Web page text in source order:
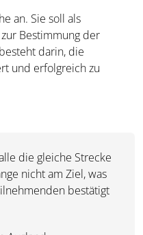
an. Sie soll als
Bestimmung der
darin, die
und erfolgreich zu
die gleiche Strecke
nicht am Ziel, was
bestätigt